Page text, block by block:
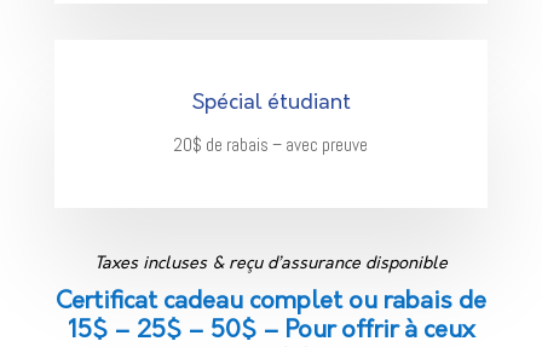
Spécial étudiant
20$ de rabais – avec preuve
Taxes incluses & reçu d’assurance disponible
Certificat cadeau complet ou rabais de
15$ – 25$ – 50$ – Pour offrir à ceux